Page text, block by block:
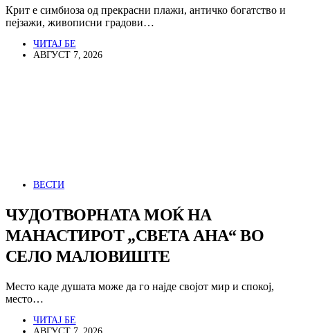
Крит е симбиоза од прекрасни плажи, античко богатство и
пејзажи, живописни градови…
ЧИТАЈ БЕ
АВГУСТ 7, 2026
ВЕСТИ
ЧУДОТВОРНАТА МОЌ НА
МАНАСТИРОТ „СВЕТА АНА“ ВО
СЕЛО МАЛОВИШТЕ
Место каде душата може да го најде својот мир и спокој,
место…
ЧИТАЈ БЕ